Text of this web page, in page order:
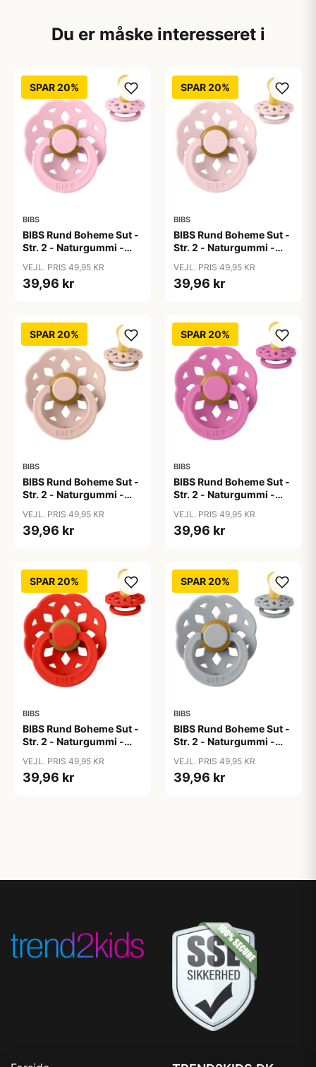
Du er måske interesseret i
SPAR 20%
BIBS
BIBS Rund Boheme Sut -
Str. 2 - Naturgummi -
VEJL. PRIS 49,95 KR
39,96 kr
SPAR 20%
BIBS
BIBS Rund Boheme Sut -
Str. 2 - Naturgummi -
VEJL. PRIS 49,95 KR
39,96 kr
SPAR 20%
BIBS
BIBS Rund Boheme Sut -
Str. 2 - Naturgummi -
VEJL. PRIS 49,95 KR
39,96 kr
SPAR 20%
BIBS
BIBS Rund Boheme Sut -
Str. 2 - Naturgummi -
VEJL. PRIS 49,95 KR
39,96 kr
SPAR 20%
BIBS
BIBS Rund Boheme Sut -
Str. 2 - Naturgummi -
VEJL. PRIS 49,95 KR
39,96 kr
SPAR 20%
BIBS
BIBS Rund Boheme Sut -
Str. 2 - Naturgummi -
VEJL. PRIS 49,95 KR
39,96 kr